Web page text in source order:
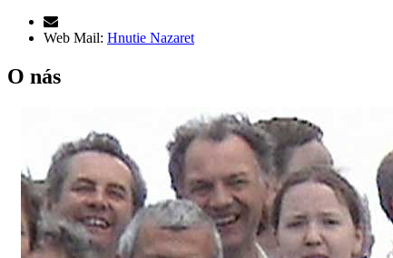
Web Mail: Hnutie Nazaret
O nás